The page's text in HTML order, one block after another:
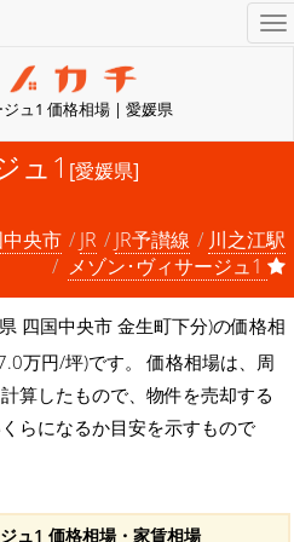
ュ1 価格相場 | 愛媛県
ュ1 [愛媛県]
中央市 JR JR予讃線
川之江駅
メゾン･ヴィサージュ1
四国中央市 金生町下分)の価格相
万円/坪)です。 価格相場は、周
算したもので、物件を売却する
らになるか目安を示すもので
ュ1 価格相場・家賃相場